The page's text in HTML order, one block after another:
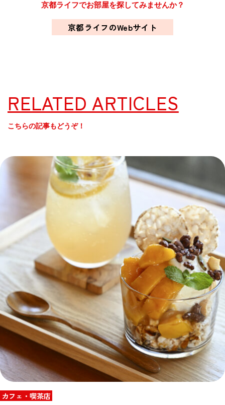
京都ライフでお部屋を探してみませんか？
京都ライフのWebサイト
RELATED ARTICLES
こちらの記事もどうぞ！
カフェ・喫茶店